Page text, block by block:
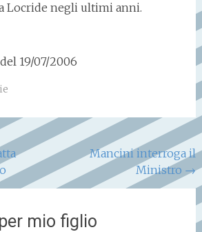
Locride negli ultimi anni.
19/07/2006
Mancini interroga il
Ministro →
mio figlio